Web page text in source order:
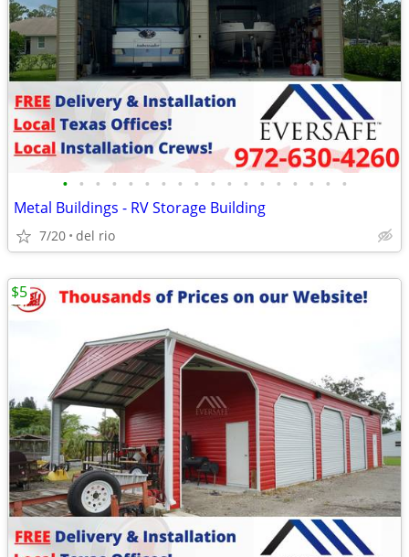
• • • • • • • • • • • • • • • • • •
Metal Buildings - RV Storage Building
7/20 del rio
$5